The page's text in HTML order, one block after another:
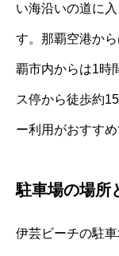
い海沿いの道に
す。那覇空港か
覇市内からは1時
ス停から徒歩約
ー利用がおすすめ
駐車場の場所
伊芸ビーチの駐